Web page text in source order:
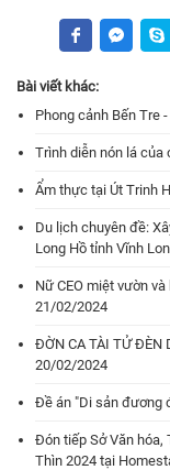
Bài viết khác:
Phong cảnh Bến Tre
Trình diễn nón lá
Ẩm thực tại Út Trinh
Du lịch chuyên đề:
Long Hồ tỉnh Vĩnh
Nữ CEO miệt vườn
21/02/2024
ĐỜN CA TÀI TỬ ĐÈN
20/02/2024
Đề án "Di sản đương
Đón tiếp Sở Văn hóa,
Thìn 2024 tại